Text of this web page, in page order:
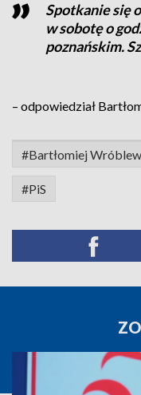
Spotkanie się
w sobotę o
poznańskim.
– odpowiedział
#Bartłomiej
#PiS